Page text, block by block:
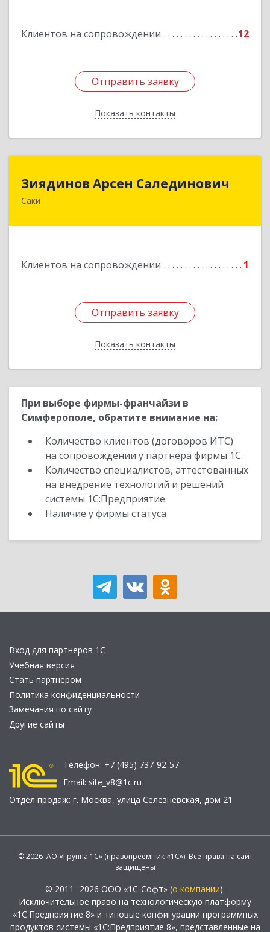
Клиентов на сопровождении 12
Отправить заявку
Показать контакты
Отправить заявку
Назад
Зиядинов Арсен Салединович
Саки
Клиентов на сопровождении 1
Отправить заявку
Показать контакты
Отправить заявку
Назад
При выборе фирмы-франчайзи в
Симферополе, обратите внимание на:
Количество клиентов (договоров ИТС)
на сопровождении у партнера фирмы 1С.
Количество специалистов, аттестованных
на внедрение технологий и решений
системы 1С:Предприятие.
Наличие у фирмы статуса
Вход для партнеров 1С
Учебная версия
Стать партнером
Политика конфиденциальности
Замечания по сайту
Другие сайты
Телефон: +7 (495) 737-92-57
Email: site_v8@1c.ru
Отдел продаж: г. Москва, улица Селезнёвская, дом 21
© 2026 АО «Группа 1С» (правопреемник «1С»). Все права на сайт
защищены
© 2011- 2026 ООО «1С-Софт» (о компании).
Исключительное право на технологическую платформу
«1С:Предприятие 8» и типовые конфигурации программных
продуктов системы «1С:Предприятие 8», представленные на